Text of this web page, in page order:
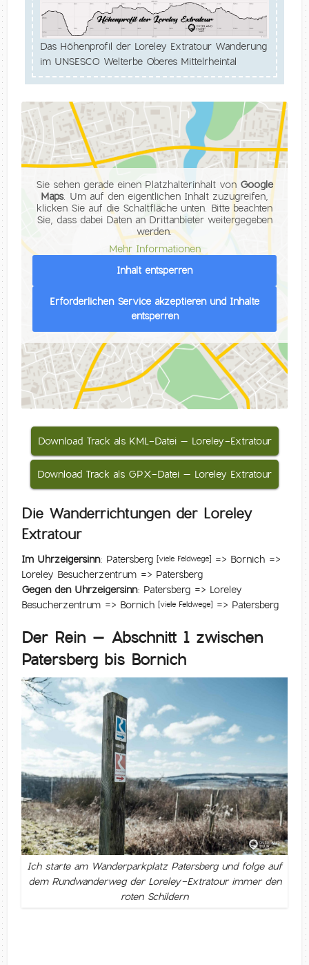
Das Höhenprofil der Loreley Extratour Wanderung
im UNSESCO Welterbe Oberes Mittelrheintal
Sie sehen gerade einen Platzhalterinhalt von Google
Maps. Um auf den eigentlichen Inhalt zuzugreifen,
klicken Sie auf die Schaltfläche unten. Bitte beachten
Sie, dass dabei Daten an Drittanbieter weitergegeben
werden.
Mehr Informationen
Inhalt entsperren
Erforderlichen Service akzeptieren und Inhalte
entsperren
Download Track als KML-Datei – Loreley-Extratour
Download Track als GPX-Datei – Loreley Extratour
Die Wanderrichtungen der Loreley
Extratour
Im Uhrzeigersinn: Patersberg[viele Feldwege]
=> Bornich =>
Loreley Besucherzentrum => Patersberg
Gegen den Uhrzeigersinn: Patersberg => Loreley
Besucherzentrum => Bornich[viele Feldwege] => Patersberg
Der Rein – Abschnitt 1 zwischen
Patersberg bis Bornich
Ich starte am Wanderparkplatz Patersberg und folge auf
dem Rundwanderweg der Loreley-Extratour immer den
roten Schildern